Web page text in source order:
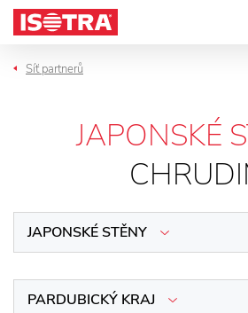
Přeskočit na obsah
Síť partnerů
JAPONSKÉ
JAPONSKÉ STĚNY
PARDUBICKÝ KRAJ